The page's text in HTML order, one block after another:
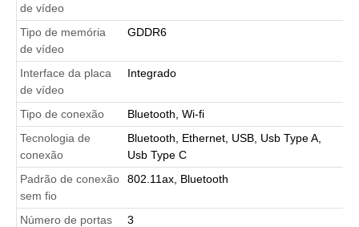
de vídeo
Tipo de memória
de vídeo
GDDR6
Interface da placa
de vídeo
Integrado
Tipo de conexão
Bluetooth, Wi-fi
Tecnologia de
conexão
Bluetooth, Ethernet, USB, Usb Type A,
Usb Type C
Padrão de conexão
sem fio
802.11ax, Bluetooth
Número de portas
3